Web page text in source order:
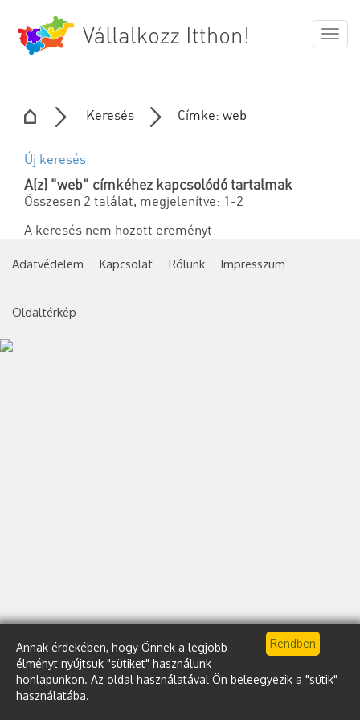
Annak érdekében, hogy Önnek a legjobb
élményt nyújtsuk "sütiket" használunk
honlapunkon. Az oldal használatával Ön beleegyezik a "sütik"
használatába.
Keresés
Címke: web
Új keresés
A(z) "web" címkéhez kapcsolódó tartalmak
Összesen 2 találat, megjelenítve: 1-2
A keresés nem hozott ereményt
Adatvédelem Kapcsolat Rólunk Impresszum
Oldaltérkép